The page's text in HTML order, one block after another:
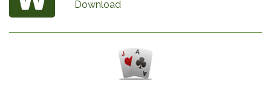
Download